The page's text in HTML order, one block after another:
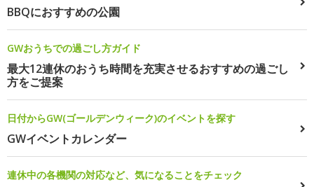
BBQにおすすめの公園
GWおうちでの過ごし方ガイド
最大12連休のおうち時間を充実させるおすすめの過ごし
方をご提案
日付からGW(ゴールデンウィーク)のイベントを探す
GWイベントカレンダー
連休中の各機関の対応など、気になることをチェック